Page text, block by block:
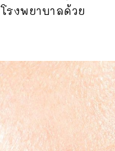
รงพยาบาลด้วย